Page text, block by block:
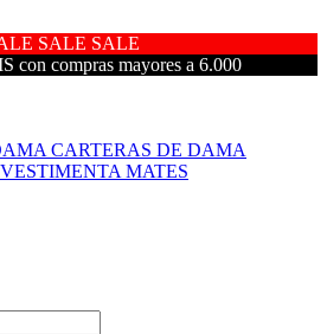
SALE SALE
con compras mayores a 6.000
CARTERAS DE DAMA
VESTIMENTA MATES